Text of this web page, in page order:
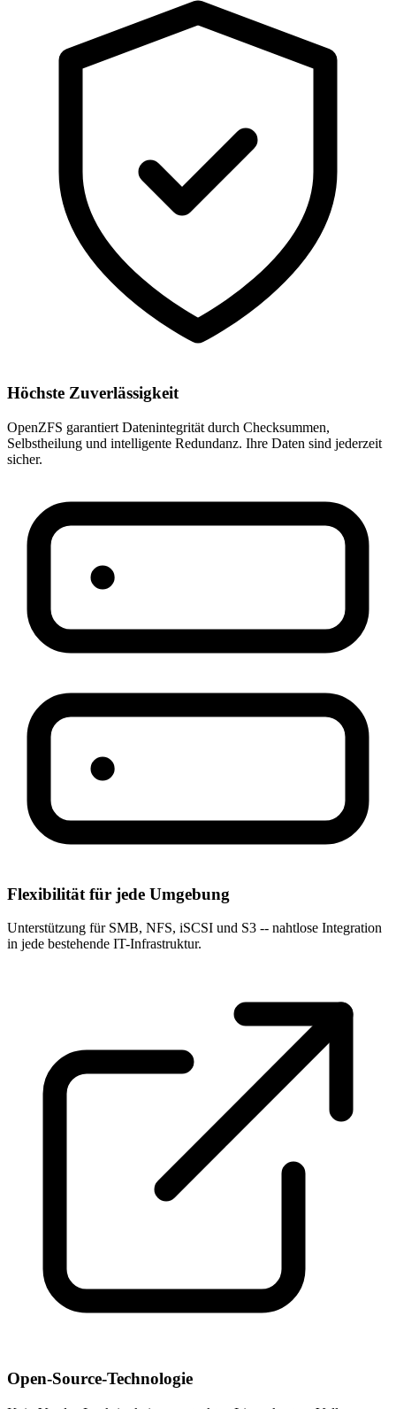
Höchste Zuverlässigkeit
OpenZFS garantiert Datenintegrität durch Checksummen,
Selbstheilung und intelligente Redundanz. Ihre Daten sind jederzeit
sicher.
Flexibilität für jede Umgebung
Unterstützung für SMB, NFS, iSCSI und S3 -- nahtlose Integration
in jede bestehende IT-Infrastruktur.
Open-Source-Technologie